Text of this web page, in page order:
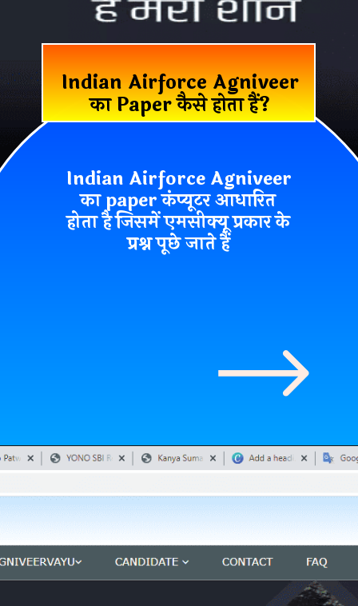
Indian Airforce Agniveer
का Paper कैसे होता हैं?
Indian Airforce Agniveer
का paper कंप्यूटर आधारित
होता है जिसमें एमसीक्यू प्रकार के
प्रश्न पूछे जाते हैं